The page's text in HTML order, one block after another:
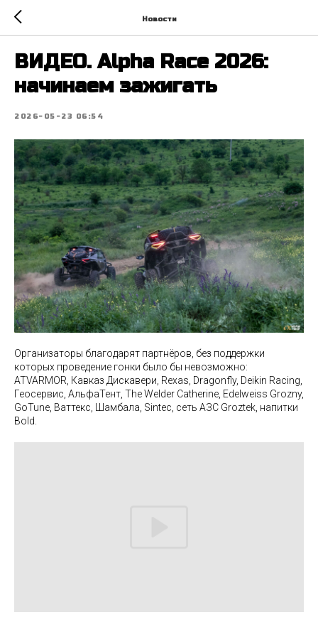
Новости
ВИДЕО. Alpha Race 2026:
начинаем зажигать
2026-05-23 06:54
Организаторы благодарят партнёров, без поддержки
которых проведение гонки было бы невозможно:
ATVARMOR, Кавказ Дискавери, Rexas, Dragonfly, Deikin Racing,
Геосервис, АльфаТент, The Welder Catherine, Edelweiss Grozny,
GoTune, Ваттекс, Шамбала, Sintec, сеть АЗС Groztek, напитки
Bold.